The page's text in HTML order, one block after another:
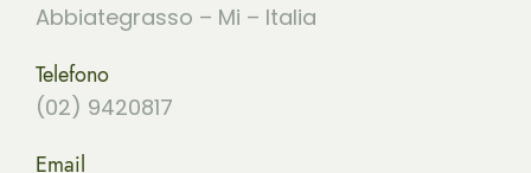
Abbiategrasso – Mi – Italia
Telefono
(02) 9420817
Email